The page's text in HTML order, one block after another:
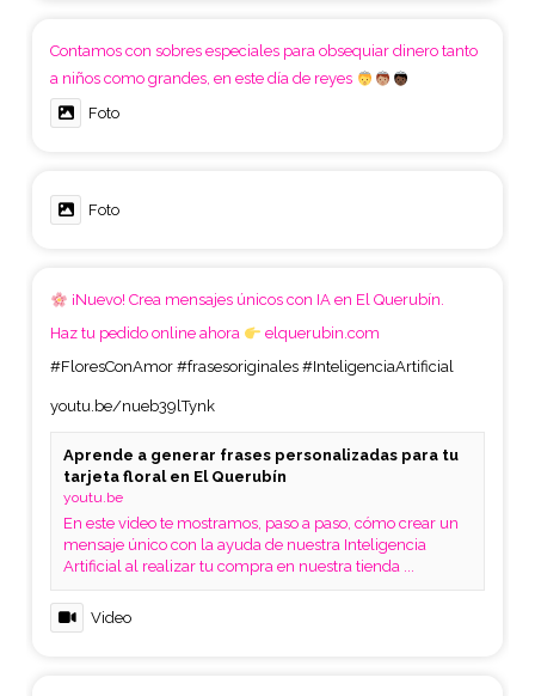
Contamos con sobres especiales para obsequiar dinero tanto
a niños como grandes, en este día de reyes
Foto
Foto
¡Nuevo! Crea mensajes únicos con IA en El Querubín.
Haz tu pedido online ahora
elquerubin.com
#FloresConAmor #frasesoriginales #InteligenciaArtificial
youtu.be/nueb39lTynk
Aprende a generar frases personalizadas para tu
tarjeta floral en El Querubín
youtu.be
En este video te mostramos, paso a paso, cómo crear un
mensaje único con la ayuda de nuestra Inteligencia
Artificial al realizar tu compra en nuestra tienda ...
Video